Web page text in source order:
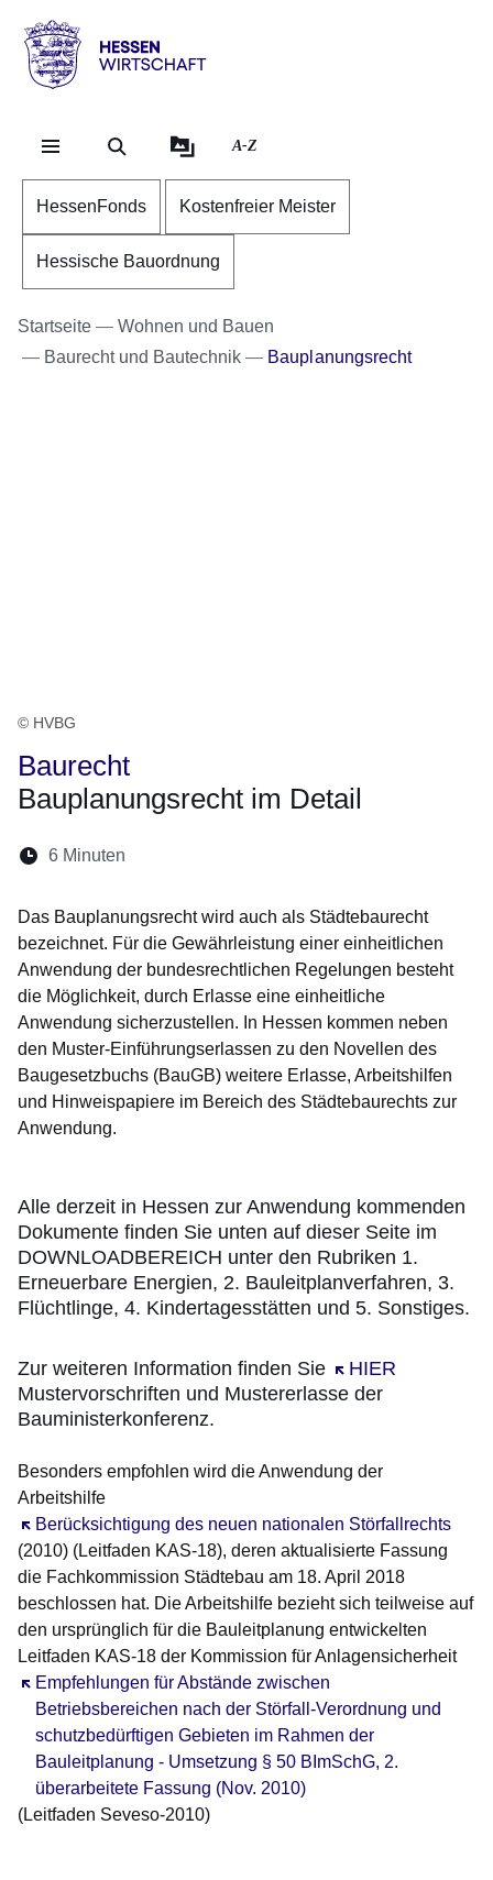
Hessen
Wirtschaft
A-Z
HessenFonds Kostenfreier Meister
Hessische Bauordnung
Startseite
Wohnen und Bauen
Baurecht und Bautechnik
Bauplanungsrecht
© HVBG
Baurecht
Bauplanungsrecht im Detail
Lesedauer:
6 Minuten
Das Bauplanungsrecht wird auch als Städtebaurecht
bezeichnet. Für die Gewährleistung einer einheitlichen
Anwendung der bundesrechtlichen Regelungen besteht
die Möglichkeit, durch Erlasse eine einheitliche
Anwendung sicherzustellen. In Hessen kommen neben
den Muster-Einführungserlassen zu den Novellen des
Baugesetzbuchs (BauGB) weitere Erlasse, Arbeitshilfen
und Hinweispapiere im Bereich des Städtebaurechts zur
Anwendung.
Alle derzeit in Hessen zur Anwendung kommenden
Dokumente finden Sie unten auf dieser Seite im
DOWNLOADBEREICH unter den Rubriken 1.
Erneuerbare Energien, 2. Bauleitplanverfahren, 3.
Flüchtlinge, 4. Kindertagesstätten und 5. Sonstiges.
Zur weiteren Information finden Sie HIER
Öffnet sich in
Mustervorschriften und Mustererlasse der
Bauministerkonferenz.
Besonders empfohlen wird die Anwendung der
Arbeitshilfe
Berücksichtigung des neuen nationalen Störfallrechts
Öffnet sich in einem neuen Fenster
(2010) (Leitfaden KAS-18), deren aktualisierte Fassung
die Fachkommission Städtebau am 18. April 2018
beschlossen hat. Die Arbeitshilfe bezieht sich teilweise auf
den ursprünglich für die Bauleitplanung entwickelten
Leitfaden KAS-18 der Kommission für Anlagensicherheit
Empfehlungen für Abstände zwischen
Betriebsbereichen nach der Störfall-Verordnung und
schutzbedürftigen Gebieten im Rahmen der
Bauleitplanung - Umsetzung § 50 BImSchG, 2.
überarbeitete Fassung (Nov. 2010)
Öffnet sich in einem neuen Fenster
(Leitfaden Seveso-2010)